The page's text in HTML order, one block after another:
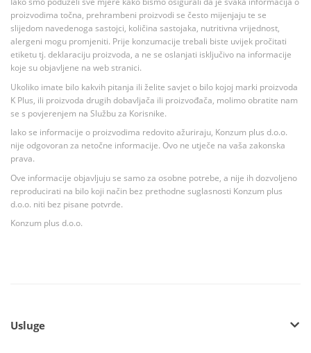
proizvodima točna, prehrambeni proizvodi se često mijenjaju te se
slijedom navedenoga sastojci, količina sastojaka, nutritivna vrijednost,
alergeni mogu promjeniti. Prije konzumacije trebali biste uvijek pročitati
etiketu tj. deklaraciju proizvoda, a ne se oslanjati isključivo na informacije
koje su objavljene na web stranici.
Ukoliko imate bilo kakvih pitanja ili želite savjet o bilo kojoj marki proizvoda
K Plus, ili proizvoda drugih dobavljača ili proizvođača, molimo obratite nam
se s povjerenjem na Službu za Korisnike.
Iako se informacije o proizvodima redovito ažuriraju, Konzum plus d.o.o.
nije odgovoran za netočne informacije. Ovo ne utječe na vaša zakonska
prava.
Ove informacije objavljuju se samo za osobne potrebe, a nije ih dozvoljeno
reproducirati na bilo koji način bez prethodne suglasnosti Konzum plus
d.o.o. niti bez pisane potvrde.
Konzum plus d.o.o.
Usluge